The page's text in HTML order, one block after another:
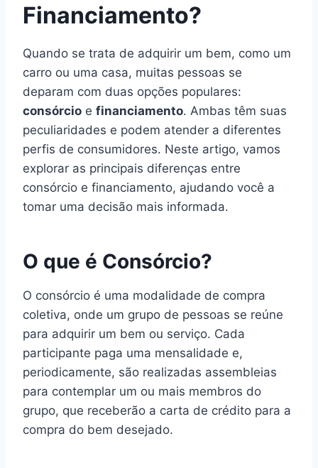
Financiamento?
Quando se trata de adquirir um bem, como um
carro ou uma casa, muitas pessoas se
deparam com duas opções populares:
consórcio e financiamento. Ambas têm suas
peculiaridades e podem atender a diferentes
perfis de consumidores. Neste artigo, vamos
explorar as principais diferenças entre
consórcio e financiamento, ajudando você a
tomar uma decisão mais informada.
O que é Consórcio?
O consórcio é uma modalidade de compra
coletiva, onde um grupo de pessoas se reúne
para adquirir um bem ou serviço. Cada
participante paga uma mensalidade e,
periodicamente, são realizadas assembleias
para contemplar um ou mais membros do
grupo, que receberão a carta de crédito para a
compra do bem desejado.